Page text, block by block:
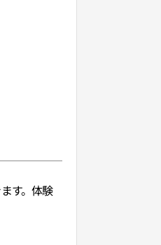
す。体験